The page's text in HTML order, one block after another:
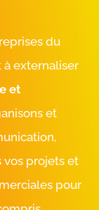
du
externaliser
et
et
vos projets et
pour